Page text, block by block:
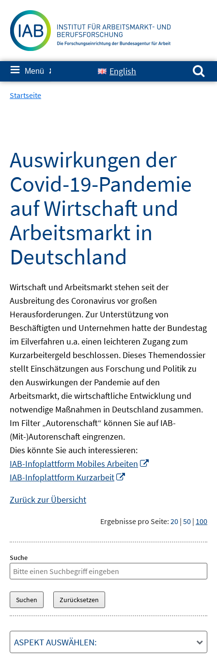
zum
Inhalt
≡ Menü ✘ English
Suchen nach:
Startseite
Auswirkungen der
Covid-19-Pandemie
auf Wirtschaft und
Arbeitsmarkt in
Deutschland
Wirtschaft und Arbeitsmarkt stehen seit der
Ausbreitung des Coronavirus vor großen
Herausforderungen. Zur Unterstützung von
Beschäftigten und Unternehmen hatte der Bundestag
im Eilverfahren u.a. einen leichteren Zugang zum
Kurzarbeitergeld beschlossen. Dieses Themendossier
stellt Einschätzungen aus Forschung und Politik zu
den Auswirkungen der Pandemie auf den
Arbeitsmarkt, die wirtschaftliche Entwicklung und
notwendige Maßnahmen in Deutschland zusammen.
Im Filter „Autorenschaft“ können Sie auf IAB-
(Mit-)Autorenschaft eingrenzen.
Dies könnte Sie auch interessieren:
IAB-Infoplattform Mobiles Arbeiten
IAB-Infoplattform Kurzarbeit
Zurück zur Übersicht
Ergebnisse pro Seite: 20 | 50 | 100
Suche
ASPEKT AUSWÄHLEN: